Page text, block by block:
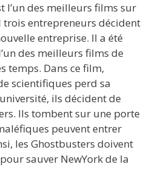
l’un des meilleurs films sur
entrepreneurs décident
entreprise. Il a été
des meilleurs films de
temps. Dans ce film,
scientifiques perd sa
ils décident de
Ils tombent sur une porte
peuvent entrer
les Ghostbusters doivent
sauver NewYork de la